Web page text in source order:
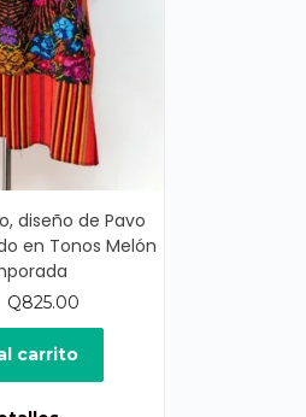
diseño de Pavo
en Tonos Melón
El
precio
original
era:
Q825.00
precio
es:
carrito